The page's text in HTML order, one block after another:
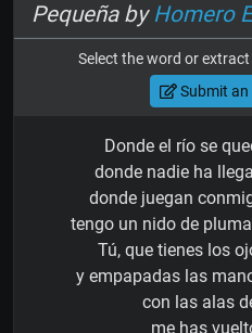
Pequeña byHomero
Select the word or
Submit
Donde el río se
donde nadie ha
donde juegan
tengo un nido de
Tú, que tienes los
y empapadas las
con las alas
me has